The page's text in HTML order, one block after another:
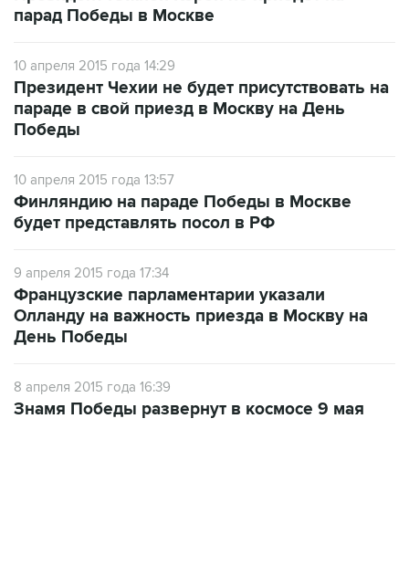
парад Победы в Москве
10 апреля 2015 года 14:29
Президент Чехии не будет присутствовать на
параде в свой приезд в Москву на День
Победы
10 апреля 2015 года 13:57
Финляндию на параде Победы в Москве
будет представлять посол в РФ
9 апреля 2015 года 17:34
Французские парламентарии указали
Олланду на важность приезда в Москву на
День Победы
8 апреля 2015 года 16:39
Знамя Победы развернут в космосе 9 мая